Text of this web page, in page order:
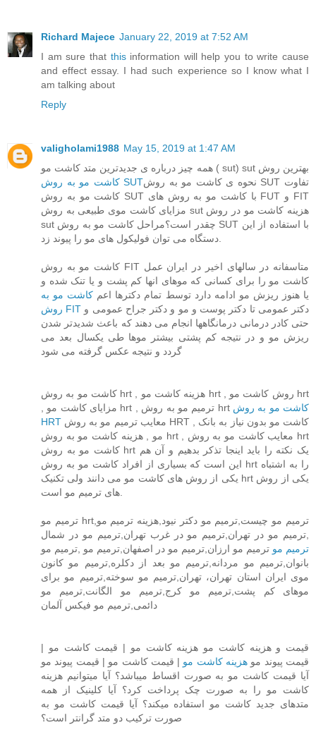
Richard Majece January 22, 2019 at 7:52 AM
I am sure that thisinformation will help you to write cause
and effect essay. I had such experience so I know what I
am talking about
Reply
valigholami1988 May 15, 2019 at 1:47 AM
همه چیز درباره ی جدیدترین متد کاشت مو ( sut) sut بهترین روش
کاشت مو به روش SUTنحوه ی کاشت مو به روش SUT تفاوت
کاشت مو به روش SUT با کاشت مو به روش های FUT و FIT
مزایای کاشت موی طبیعی به روش sut هزینه کاشت مو در روش
sut چقدر است؟مراحل کاشت مو به روش SUT با استفاده از این
کاشت مو به روش FIT متاسفانه در سالهای اخیر در ایران عمل
کاشت مو را برای کسانی که موهای انها کم پشت و یا تنک شده و
یا هنوز ریزش مو ادامه دارد توسط تمام دکترها اعم کاشت مو به
روش FIT
حتی کادر درمانی درمانگاهها انجام می دهند که باعث شدیدتر شدن
ریزش مو و در نتیجه کم پشتی بیشتر موها طی یکسال بعد می
گردد و نتیجه عکس گرفته می شود
کاشت مو به روش hrt , هزینه کاشت مو hrt , روش کاشت مو hrt
, مزایای کاشت مو hrt , ترمیم مو به روش hrt کاشت مو به روش
HRT
مو , هزینه کاشت مو به روش hrt , معایب کاشت مو به روش hrt
کاشت مو به روش hrt یک نکته را باید اینجا تذکر بدهیم و آن هم
این است که بسیاری از افراد کاشت مو به روش hrt را به اشتباه
یکی از روش های کاشت مو می دانند ولی تکنیک hrt یکی از روش
ترمیم مو hrt,ترمیم مو چیست,ترمیم مو دکتر نیود,هزینه ترمیم مو
,ترمیم مو در تهران,ترمیم مو در غرب تهران,ترمیم مو در شمال
ترمیم مو ترمیم مو ارزان,ترمیم مو در اصفهان,ترمیم مو ,ترمیم مو
بانوان,ترمیم مو مردانه,ترمیم مو بعد از دکلره,ترمیم مو کانون
موی ایران استان تهران، تهران,ترمیم مو سوخته,ترمیم مو برای
موهای کم پشت,ترمیم مو کرج,ترمیم مو الگانت,ترمیم مو
دائمی,ترمیم مو فیکس آلمان
قیمت و هزینه کاشت مو هزینه کاشت مو | قیمت کاشت مو |
قیمت پیوند مو هزینه کاشت مو | قیمت کاشت مو | قیمت پیوند مو
آیا قیمت کاشت مو به صورت اقساط میباشد؟ آیا میتوانیم هزینه
کاشت مو را به صورت چک پرداخت کرد؟ آیا کلینیک از همه
متدهای جدید کاشت مو استفاده میکند؟ آیا قیمت کاشت مو به
صورت ترکیب دو متد گرانتر است؟